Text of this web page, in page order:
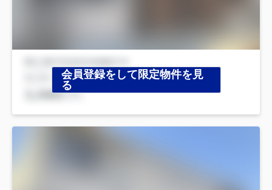
会員登録をして限定物件を見
る